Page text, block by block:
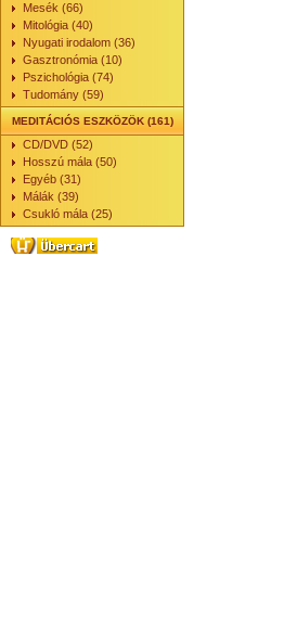
Mesék (66)
Mitológia (40)
Nyugati irodalom (36)
Gasztronómia (10)
Pszichológia (74)
Tudomány (59)
MEDITÁCIÓS ESZKÖZÖK (161)
CD/DVD (52)
Hosszú mála (50)
Egyéb (31)
Málák (39)
Csukló mála (25)